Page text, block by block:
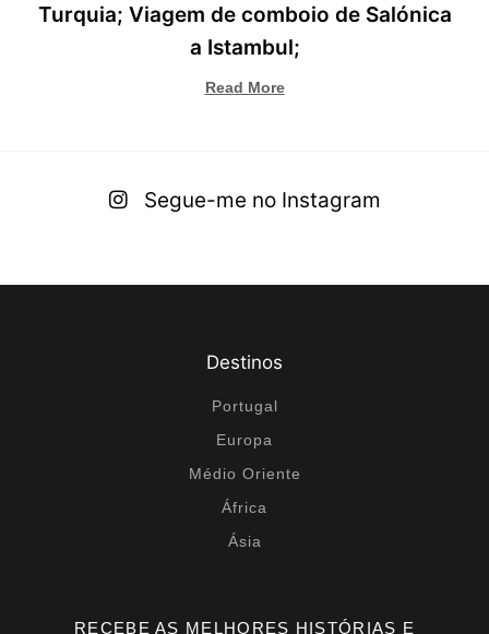
Turquia; Viagem de comboio de Salónica
a Istambul;
Read More
Segue-me no Instagram
Destinos
Portugal
Europa
Médio Oriente
África
Ásia
RECEBE AS MELHORES HISTÓRIAS E